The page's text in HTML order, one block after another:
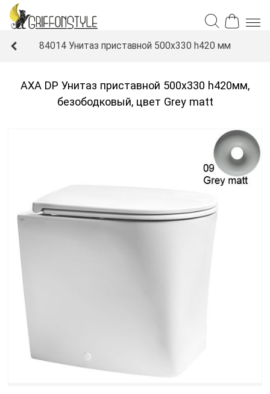
84014 Унитаз приставной 500x330 h420 мм
AXA DP Унитаз приставной 500x330 h420мм,
безободковый, цвет Grey matt